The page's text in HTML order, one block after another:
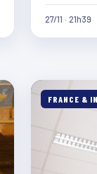
au sein
27/11 · 21h39